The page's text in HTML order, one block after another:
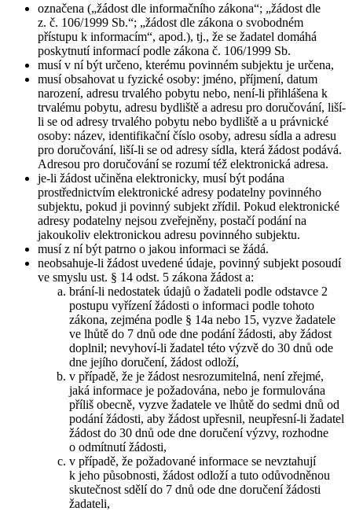
označena („žádost dle informačního zákona“; „žádost dle
z. č. 106/1999 Sb.“; „žádost dle zákona o svobodném
přístupu k informacím“, apod.), tj., že se žadatel domáhá
poskytnutí informací podle zákona č. 106/1999 Sb.
musí v ní být určeno, kterému povinném subjektu je určena,
musí obsahovat u fyzické osoby: jméno, příjmení, datum
narození, adresu trvalého pobytu nebo, není-li přihlášena k
trvalému pobytu, adresu bydliště a adresu pro doručování, liší-
li se od adresy trvalého pobytu nebo bydliště a u právnické
osoby: název, identifikační číslo osoby, adresu sídla a adresu
pro doručování, liší-li se od adresy sídla, která žádost podává.
Adresou pro doručování se rozumí též elektronická adresa.
je-li žádost učiněna elektronicky, musí být podána
prostřednictvím elektronické adresy podatelny povinného
subjektu, pokud ji povinný subjekt zřídil. Pokud elektronické
adresy podatelny nejsou zveřejněny, postačí podání na
jakoukoliv elektronickou adresu povinného subjektu.
musí z ní být patrno o jakou informaci se žádá.
neobsahuje-li žádost uvedené údaje, povinný subjekt posoudí
ve smyslu ust. § 14 odst. 5 zákona žádost a:
brání-li nedostatek údajů o žadateli podle odstavce 2
postupu vyřízení žádosti o informaci podle tohoto
zákona, zejména podle § 14a nebo 15, vyzve žadatele
ve lhůtě do 7 dnů ode dne podání žádosti, aby žádost
doplnil; nevyhoví-li žadatel této výzvě do 30 dnů ode
dne jejího doručení, žádost odloží,
v případě, že je žádost nesrozumitelná, není zřejmé,
jaká informace je požadována, nebo je formulována
příliš obecně, vyzve žadatele ve lhůtě do sedmi dnů od
podání žádosti, aby žádost upřesnil, neupřesní-li žadatel
žádost do 30 dnů ode dne doručení výzvy, rozhodne
o odmítnutí žádosti,
v případě, že požadované informace se nevztahují
k jeho působnosti, žádost odloží a tuto odůvodněnou
skutečnost sdělí do 7 dnů ode dne doručení žádosti
žadateli,